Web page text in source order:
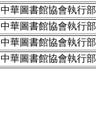
中華圖書館協會執行部
中華圖書館協會執行部
中華圖書館協會執行部
中華圖書館協會執行部